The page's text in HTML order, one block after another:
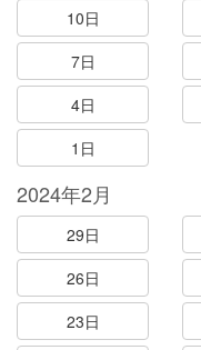
10日
7日
4日
1日
2024年2月
29日
26日
23日